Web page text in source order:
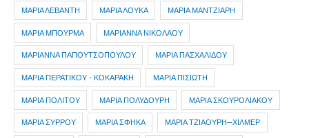
ΜΑΡΙΑ ΛΕΒΑΝΤΗ ΜΑΡΙΑ ΛΟΥΚΑ ΜΑΡΙΑ ΜΑΝΤΖΙΑΡΗ
ΜΑΡΙΑ ΜΠΟΥΡΜΑ ΜΑΡΙΑΝΝΑ ΝΙΚΟΛΑΟΥ
ΜΑΡΙΑΝΝΑ ΠΑΠΟΥΤΣΟΠΟΥΛΟΥ ΜΑΡΙΑ ΠΑΣΧΑΛΙΔΟΥ
ΜΑΡΙΑ ΠΕΡΑΤΙΚΟΥ - ΚΟΚΑΡΑΚΗ ΜΑΡΙΑ ΠΙΣΙΩΤΗ
ΜΑΡΙΑ ΠΟΛΙΤΟΥ ΜΑΡΙΑ ΠΟΛΥΔΟΥΡΗ ΜΑΡΙΑ ΣΚΟΥΡΟΛΙΑΚΟΥ
ΜΑΡΙΑ ΣΥΡΡΟΥ ΜΑΡΙΑ ΣΦΗΚΑ ΜΑΡΙΑ ΤΖΙΑΟΥΡΗ─ΧΙΛΜΕΡ